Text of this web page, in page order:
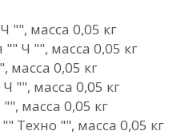
"", масса 0,05 кг
Ч "", масса 0,05 кг
0,05 кг
"", масса 0,05 кг
масса 0,05 кг
Техно "", масса 0,05 кг